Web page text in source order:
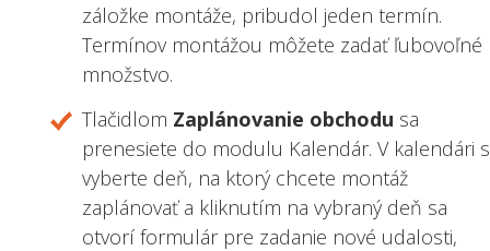
záložke montáže, pribudol jeden termín.
Termínov montážou môžete zadať ľubovoľné
množstvo.
Tlačidlom Zaplánovanie obchodu sa
prenesiete do modulu Kalendár. V kalendári
vyberte deň, na ktorý chcete montáž
zaplánovať a kliknutím na vybraný deň sa
otvorí formulár pre zadanie nové udalosti,